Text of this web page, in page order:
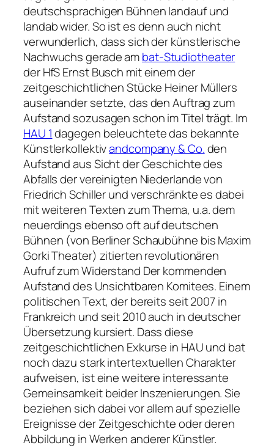
deutschsprachigen Bühnen landauf und
landab wider. So ist es denn auch nicht
verwunderlich, dass sich der künstlerische
Nachwuchs gerade ambat-Studiotheater
der HfS Ernst Busch mit einem der
zeitgeschichtlichen Stücke Heiner Müllers
auseinander setzte, das den Auftrag zum
Aufstand sozusagen schon im Titel trägt. Im
HAU 1dagegen beleuchtete das bekannte
Künstlerkollektivandcompany & Co.den
Aufstand aus Sicht der Geschichte des
Abfalls der vereinigten Niederlande von
Friedrich Schiller und verschränkte es dabei
mit weiteren Texten zum Thema, u.a. dem
neuerdings ebenso oft auf deutschen
Bühnen (von Berliner Schaubühne bis Maxim
Gorki Theater) zitierten revolutionären
Aufruf zum Widerstand Der kommenden
Aufstand des Unsichtbaren Komitees. Einem
politischen Text, der bereits seit 2007 in
Frankreich und seit 2010 auch in deutscher
Übersetzung kursiert. Dass diese
zeitgeschichtlichen Exkurse in HAU und bat
noch dazu stark intertextuellen Charakter
aufweisen, ist eine weitere interessante
Gemeinsamkeit beider Inszenierungen. Sie
beziehen sich dabei vor allem auf spezielle
Ereignisse der Zeitgeschichte oder deren
Abbildung in Werken anderer Künstler.